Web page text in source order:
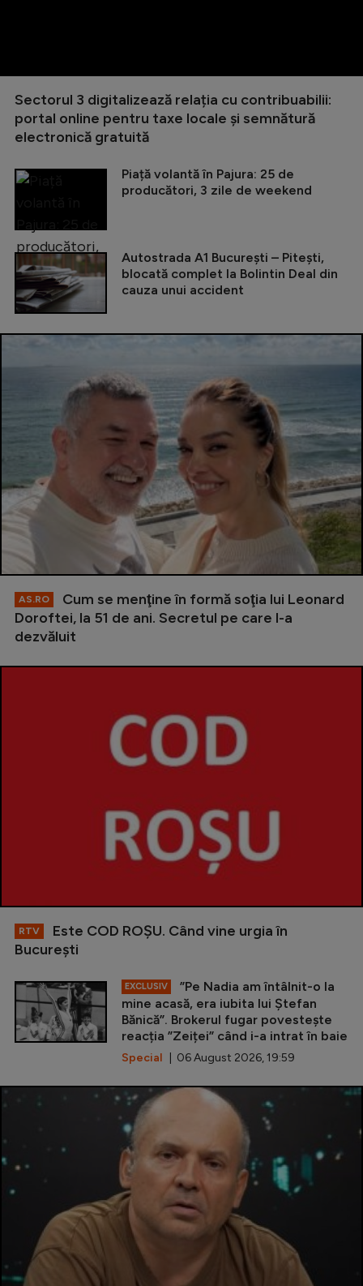
Sectorul 3 digitalizează relația cu contribuabilii:
portal online pentru taxe locale și semnătură
electronică gratuită
Piață volantă în Pajura: 25 de
producători, 3 zile de weekend
Autostrada A1 București – Pitești,
blocată complet la Bolintin Deal din
cauza unui accident
AS.RO
Cum se menţine în formă soţia lui Leonard
Doroftei, la 51 de ani. Secretul pe care l-a
dezvăluit
RTV
Este COD ROŞU. Când vine urgia în
Bucureşti
EXCLUSIV
”Pe Nadia am întâlnit-o la
mine acasă, era iubita lui Ștefan
Bănică”. Brokerul fugar povestește
reacția ”Zeiței” când i-a intrat în baie
Special | 06 August 2026, 19:59